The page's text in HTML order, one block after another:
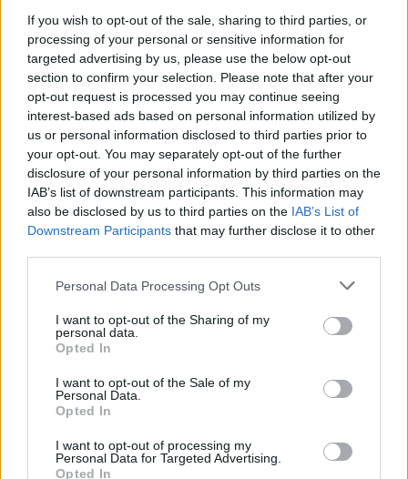
If you wish to opt-out of the sale, sharing to third parties, or
processing of your personal or sensitive information for
targeted advertising by us, please use the below opt-out
section to confirm your selection. Please note that after your
opt-out request is processed you may continue seeing
interest-based ads based on personal information utilized by
us or personal information disclosed to third parties prior to
your opt-out. You may separately opt-out of the further
disclosure of your personal information by third parties on the
IAB’s list of downstream participants. This information may
also be disclosed by us to third parties on the IAB’s List of
Downstream Participants that may further disclose it to other
Please note that this website/app uses one or more Google
not limited to your visit or usage behaviour. You may click to
grant or deny consent to Google and its third-party tags to
use your data for below specified purposes in below Google
consent section.
Personal Data Processing Opt Outs
I want to opt-out of the Sharing of my
personal data.
Opted In
I want to opt-out of the Sale of my
Personal Data.
Opted In
I want to opt-out of processing my
Personal Data for Targeted Advertising.
Opted In
AJÁNLJUK MÉG
MAGYAR ÉPÍTŐK